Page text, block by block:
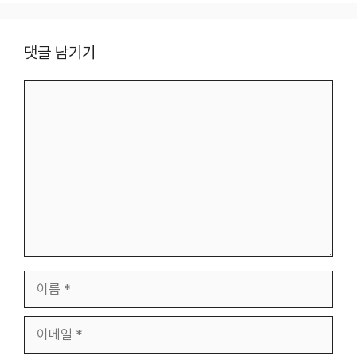
댓글 남기기